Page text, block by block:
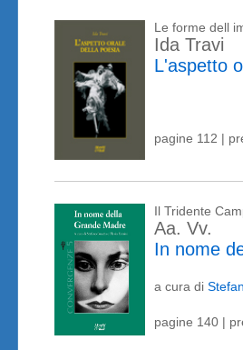
Le forme dell
Ida Travi
L'aspetto
pagine 112 |
Il Tridente
Aa. Vv.
In nome
a cura di
pagine 140 |